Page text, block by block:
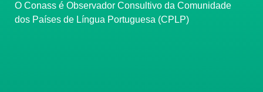
O Conass é Observador Consultivo da Comunidade
dos Países de Língua Portuguesa (CPLP)